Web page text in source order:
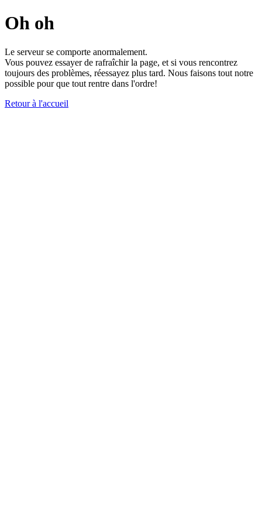
Oh oh
Le serveur se comporte anormalement.
Vous pouvez essayer de rafraîchir la page, et si vous rencontrez
toujours des problèmes, réessayez plus tard. Nous faisons tout notre
possible pour que tout rentre dans l'ordre!
Retour à l'accueil